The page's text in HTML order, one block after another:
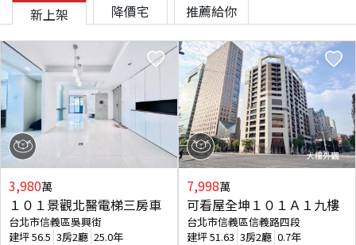
新上架 降價宅 推薦給你
3,980萬
１０１景觀北醫電梯三房車
台北市信義區吳興街
建坪56.5 3房2廳 25.0年
7,998萬
可看屋全坤１０１Ａ１九樓
台北市信義區信義路四段
建坪51.63 3房2廳 0.7年